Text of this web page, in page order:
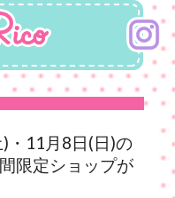
)・11月8日(日)の
限定ショップが